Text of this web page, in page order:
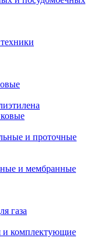
и проточные
и мембранные
газа
и комплектующие